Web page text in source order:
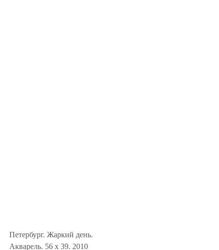
Петербург. Жаркий день.
Акварель. 56 x 39. 2010